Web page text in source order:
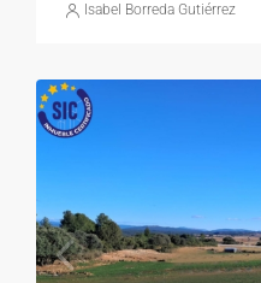
Isabel Borreda Gutiérrez